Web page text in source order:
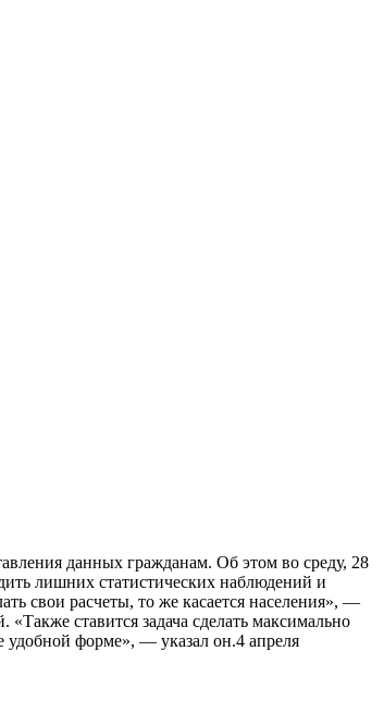
данных гражданам. Об этом во среду, 28
лишних статистических наблюдений и
свои расчеты, то же касается населения», —
ставится задача сделать максимально
удобной форме», — указал он.4 апреля